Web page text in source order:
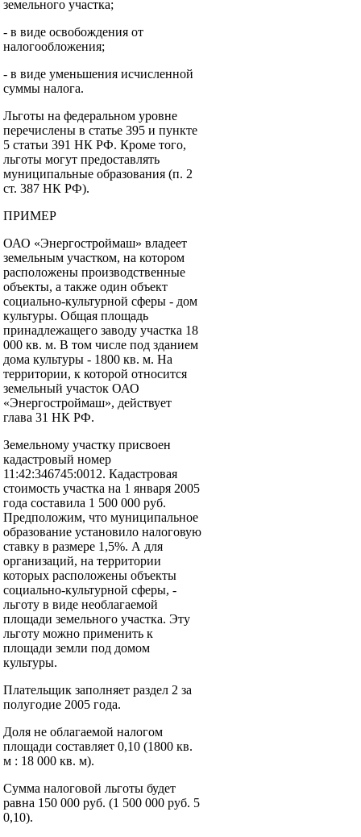
земельного участка;
- в виде освобождения от
налогообложения;
- в виде уменьшения исчисленной
суммы налога.
Льготы на федеральном уровне
перечислены в статье 395 и пункте
5 статьи 391 НК РФ. Кроме того,
льготы могут предоставлять
муниципальные образования (п. 2
ст. 387 НК РФ).
ПРИМЕР
ОАО «Энергостроймаш» владеет
земельным участком, на котором
расположены производственные
объекты, а также один объект
социально-культурной сферы - дом
культуры. Общая площадь
принадлежащего заводу участка 18
000 кв. м. В том числе под зданием
дома культуры - 1800 кв. м. На
территории, к которой относится
земельный участок ОАО
«Энергостроймаш», действует
глава 31 НК РФ.
Земельному участку присвоен
кадастровый номер
11:42:346745:0012. Кадастровая
стоимость участка на 1 января 2005
года составила 1 500 000 руб.
Предположим, что муниципальное
образование установило налоговую
ставку в размере 1,5%. А для
организаций, на территории
которых расположены объекты
социально-культурной сферы, -
льготу в виде необлагаемой
площади земельного участка. Эту
льготу можно применить к
площади земли под домом
культуры.
Плательщик заполняет раздел 2 за
полугодие 2005 года.
Доля не облагаемой налогом
площади составляет 0,10 (1800 кв.
м : 18 000 кв. м).
Сумма налоговой льготы будет
равна 150 000 руб. (1 500 000 руб. 5
0,10).